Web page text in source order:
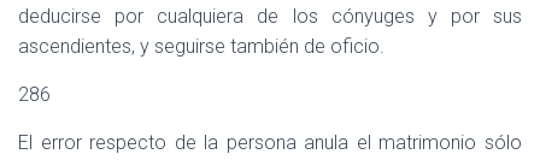
deducirse por cualquiera de los cónyuges y por sus
ascendientes, y seguirse también de oficio.
286
El error respecto de la persona anula el matrimonio sólo